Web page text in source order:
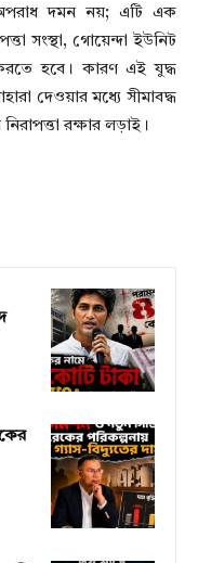
দমন নয়; এটি এক
সংস্থা, গোয়েন্দা ইউনিট
হবে। কারণ এই যুদ্ধ
দেওয়ার মধ্যে সীমাবদ্ধ
রক্ষার লড়াই।